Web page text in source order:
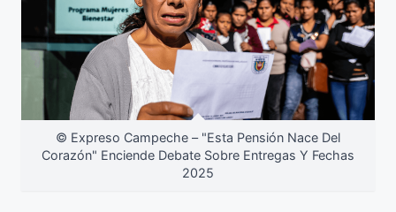
© Expreso Campeche – "Esta Pensión Nace Del
Corazón" Enciende Debate Sobre Entregas Y Fechas
2025